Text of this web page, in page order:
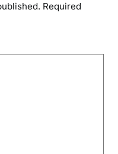
Required